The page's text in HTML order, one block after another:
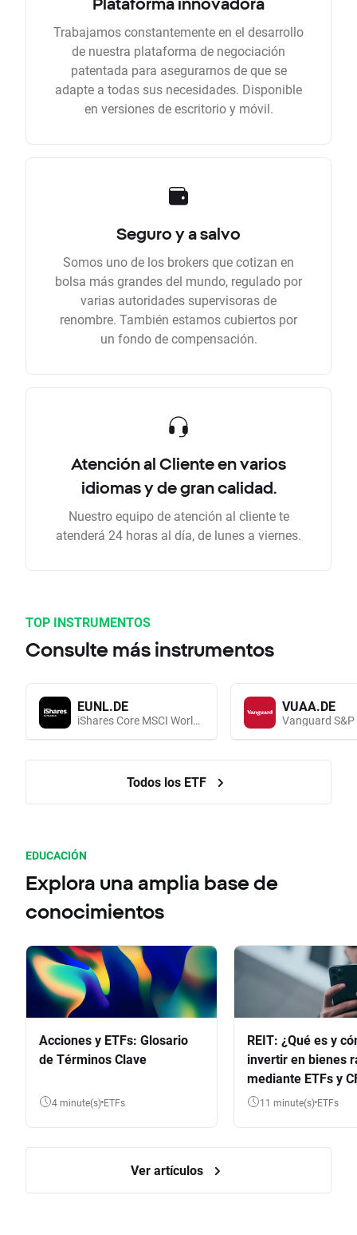
Plataforma innovadora
Trabajamos constantemente en el desarrollo
de nuestra plataforma de negociación
patentada para asegurarnos de que se
adapte a todas sus necesidades. Disponible
en versiones de escritorio y móvil.
Seguro y a salvo
Somos uno de los brokers que cotizan en
bolsa más grandes del mundo, regulado por
varias autoridades supervisoras de
renombre. También estamos cubiertos por
un fondo de compensación.
Atención al Cliente en varios
idiomas y de gran calidad.
Nuestro equipo de atención al cliente te
atenderá 24 horas al día, de lunes a viernes.
TOP INSTRUMENTOS
Consulte más instrumentos
EUNL.DE
iShares Core MSCI World UCITS (Acc EUR)
VUAA.DE
Todos los ETF
EDUCACIÓN
Explora una amplia base de
conocimientos
Acciones y ETFs: Glosario
de Términos Clave
4 minute(s) ETFs
REIT: ¿Qué es y
invertir en bienes
mediante ETFs y
11 minute(s) ETFs
Ver artículos